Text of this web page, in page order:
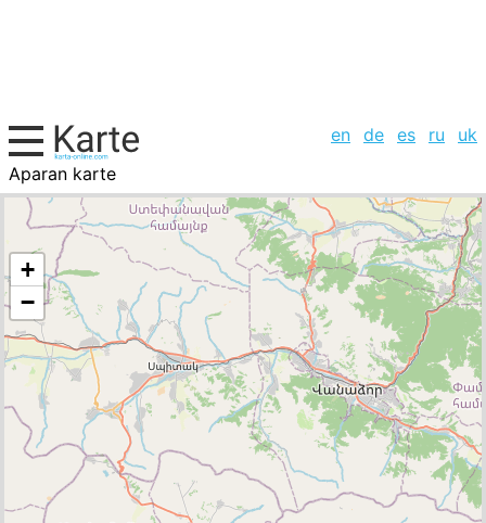
en de es ru
uk
Aparan karte
Armenien, Städte-Liste
+
−